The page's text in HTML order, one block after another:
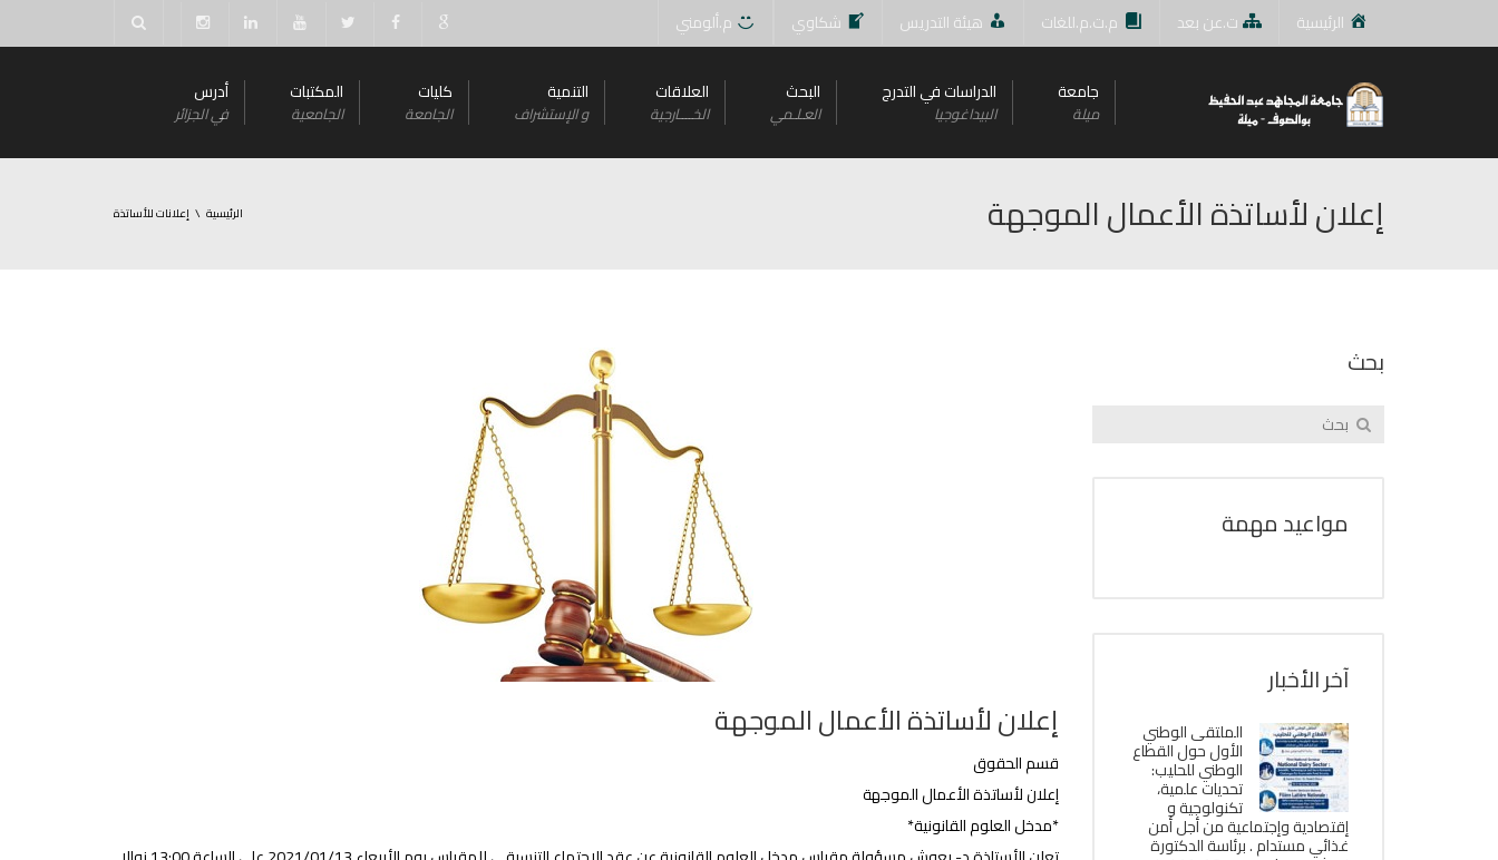
الرئيسية ت.عن بعد م.ت.م.للغات هيئة التدريس شكاوي م.ألومني
جامعة
ميلة
الدراسات في التدرج
البيداغوجيا
البحث
العـلـمي
العلاقات
الخــــارجية
التنمية
و اﻹستشراف
كليات
الجامعة
المكتبات
الجامعية
أدرس
في الجزائر
إعلان لأساتذة اﻷعمال الموجهة الرئيسية إعلانات للأساتذة
إعلان لأساتذة اﻷعمال الموجهة
قسم الحقوق
إعلان لأساتذة اﻷعمال الموجهة
*مدخل العلوم القانونية*
بحث
مواعيد مهمة
آخر الأخبار
الملتقى الوطني
الأول حول القطاع
الوطني للحليب:
تحديات علمية،
تكنولوجية و
إقتصادية وإجتماعية من أجل أمن
غذائي مستدام . برئاسة الدكتورة